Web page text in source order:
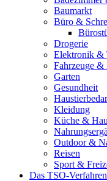
Baumarkt
Büro &
Drogerie
Elektronik &
Fahrzeuge &
Garten
Gesundheit
Kleidung
Küche &
Outdoor &
Reisen
Sport &
Das TSO-Verfahren